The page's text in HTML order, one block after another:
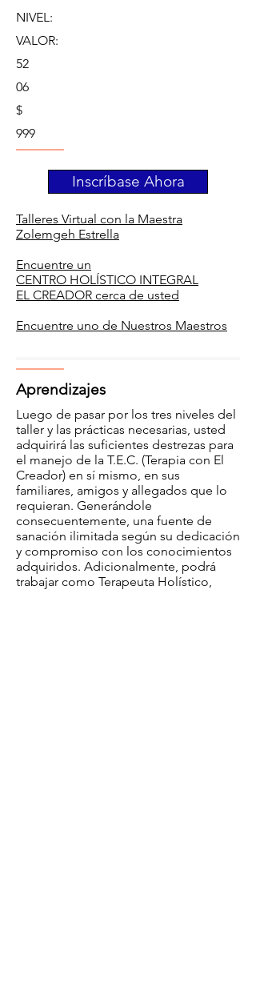
NIVEL:
VALOR:
52
06
$
999
Inscríbase Ahora
Talleres Virtual con la Maestra
Zolemgeh Estrella
Encuentre un
CENTRO HOLÍSTICO INTEGRAL
EL CREADOR cerca de usted
Encuentre uno de Nuestros Maestros
Aprendizajes
Luego de pasar por los tres niveles del
taller y las prácticas necesarias, usted
adquirirá las suficientes destrezas para
el manejo de la T.E.C. (Terapia con El
Creador) en sí mismo, en sus
familiares, amigos y allegados que lo
requieran. Generándole
consecuentemente, una fuente de
sanación ilimitada según su dedicación
y compromiso con los conocimientos
adquiridos. Adicionalmente, podrá
trabajar como Terapeuta Holístico,